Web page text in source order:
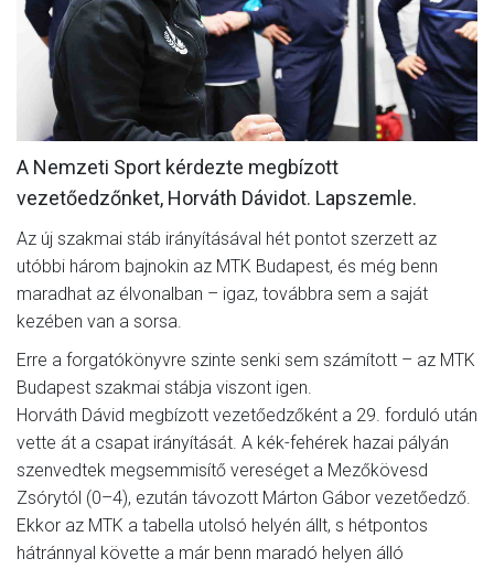
MÉRKŐZÉSEK
KLUB
GALÉRIA
SZURKOLÓI ÉLMÉNYEK
AKKREDITÁCIÓ
A Nemzeti Sport kérdezte megbízott
vezetőedzőnket, Horváth Dávidot. Lapszemle.
Az új szakmai stáb irányításával hét pontot szerzett az
utóbbi három bajnokin az MTK Budapest, és még benn
maradhat az élvonalban – igaz, továbbra sem a saját
kezében van a sorsa.
Erre a forgatókönyvre szinte senki sem számított – az MTK
Budapest szakmai stábja viszont igen.
Horváth Dávid megbízott vezetőedzőként a 29. forduló után
vette át a csapat irányítását. A kék-fehérek hazai pályán
szenvedtek megsemmisítő vereséget a Mezőkövesd
Zsórytól (0–4), ezután távozott Márton Gábor vezetőedző.
Ekkor az MTK a tabella utolsó helyén állt, s hétpontos
hátránnyal követte a már benn maradó helyen álló